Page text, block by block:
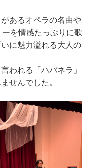
あるオペラの名曲や
を情感たっぷりに歌
に魅力溢れる大人の
われる「ハバネラ」
せんでした。